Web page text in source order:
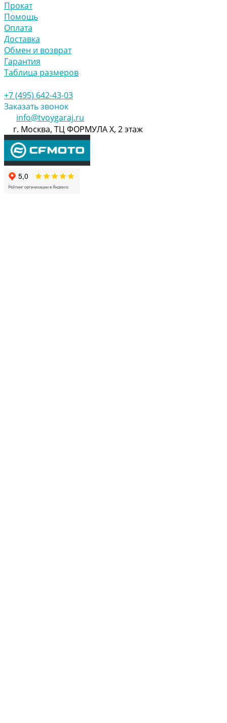
Прокат
Помощь
Оплата
Доставка
Обмен и возврат
Гарантия
Таблица размеров
+7 (495) 642-43-03
Заказать звонок
info@tvoygaraj.ru
г. Москва, ТЦ ФОРМУЛА Х, 2 этаж